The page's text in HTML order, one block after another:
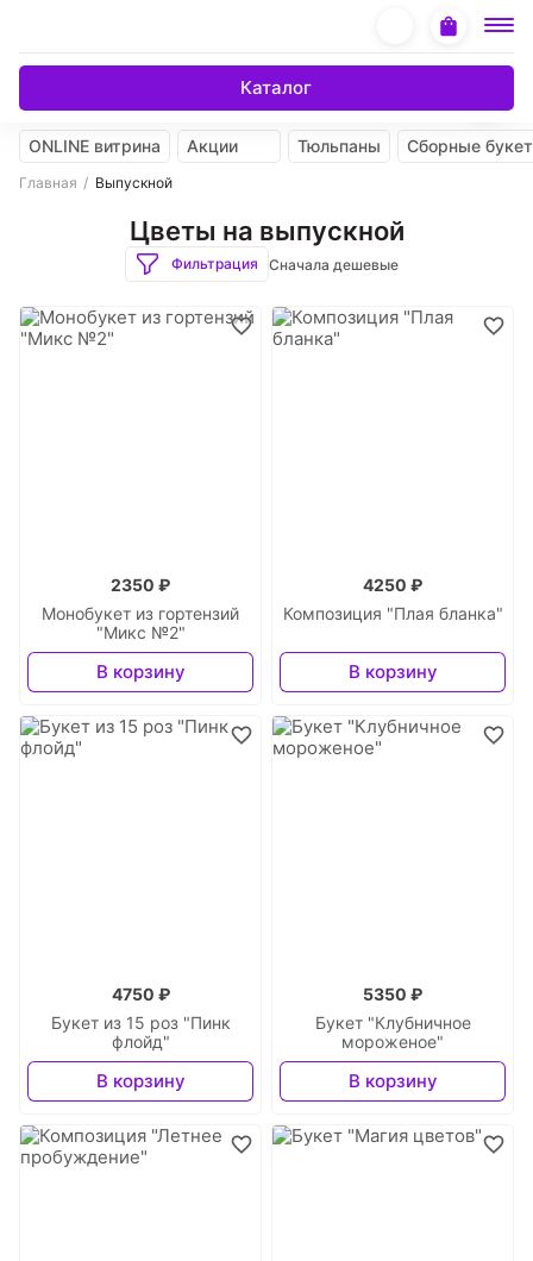
Каталог
ONLINE витрина Акции Тюльпаны Сборные
Главная Выпускной
Цветы на выпускной
Фильтрация Сначала дешевые
Монобукет из гортензий
"Микс №2"
2350 ₽
В корзину
Композиция "Плая бланка"
4250 ₽
В корзину
Букет из 15 роз "Пинк
флойд"
4750 ₽
В корзину
Букет "Клубничное
мороженое"
5350 ₽
В корзину